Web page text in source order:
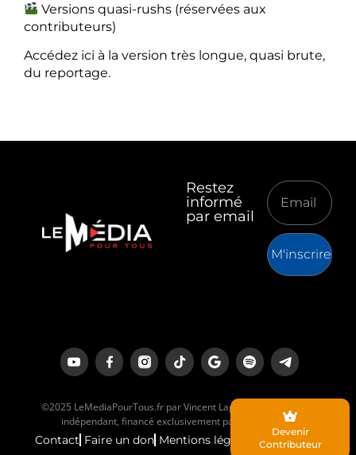
Versions quasi-rushs (réservées aux
contributeurs)
Accédez ici à la version très longue, quasi brute,
du reportage.
Restez
informé
par email
M'inscrire
©2025 LeMediaPourTous.fr par Vincent Lapierre est un média
indépendant, financé exclusivement par ses lecteurs.
Contact Faire un don Mentions légales
Devenir
Contributeur